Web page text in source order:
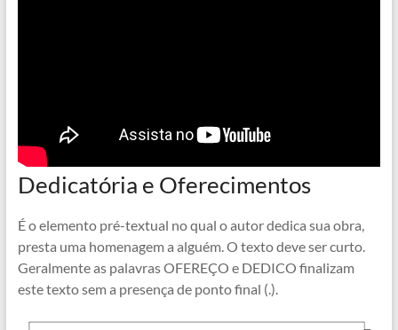
Dedicatória e Oferecimentos
É o elemento pré-textual no qual o autor dedica sua obra,
presta uma homenagem a alguém. O texto deve ser curto.
Geralmente as palavras OFEREÇO e DEDICO finalizam
este texto sem a presença de ponto final (.).